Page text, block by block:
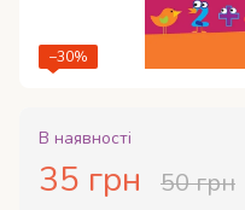
−30%
В наявності
35 грн 50 грн